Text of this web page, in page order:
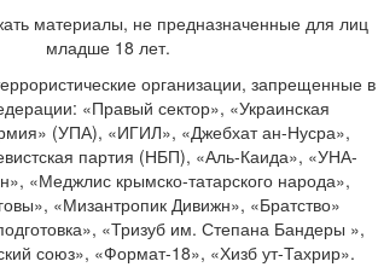
материалы, не предназначенные для лиц
младше 18 лет.
организации, запрещенные в
«Правый сектор», «Украинская
(УПА), «ИГИЛ», «Джебхат ан-Нусра»,
партия (НБП), «Аль-Каида», «УНА-
«Меджлис крымско-татарского народа»,
«Мизантропик Дивижн», «Братство»
«Тризуб им. Степана Бандеры »,
союз», «Формат-18», «Хизб ут-Тахрир».